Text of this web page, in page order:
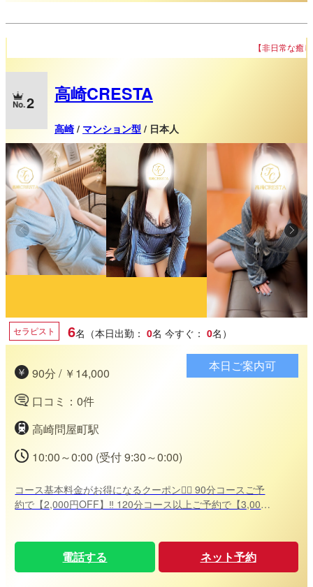
ダムが、 貴方様との出逢いをお待ちしております。 扉を開けれ
至福のひと時を是非。 ルームは水戸駅北口・南口の駅ちか！宇
都宮市西原町！勝田駅東口！高崎駅西口！新前橋東口！伊勢崎
駅南口となります。
【非日常な癒しのひと時】をお楽しみ
2 高崎CRESTA
高崎 / マンション型 / 日本人
セラピスト 6名（本日出勤： 0名 今すぐ： 0名）
90分 / ￥14,000
口コミ：0件
高崎問屋町駅
10:00～0:00 (受付 9:30～0:00)
本日ご案内可
コース基本料金がお得になるクーポン❤️‍🔥 90分コースご予
約で【2,000円OFF】‼️ 120分コース以上ご予約で【3,000
電話する ネット予約